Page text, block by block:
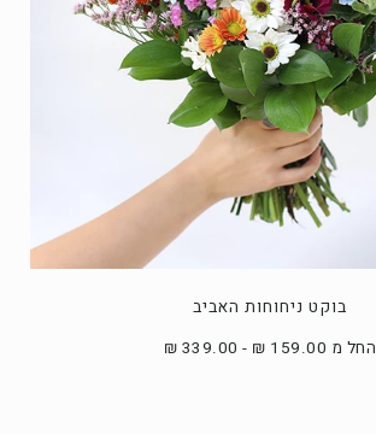
בוקט ניחוחות האביב
החל מ 159.00 ₪ - 339.00 ₪